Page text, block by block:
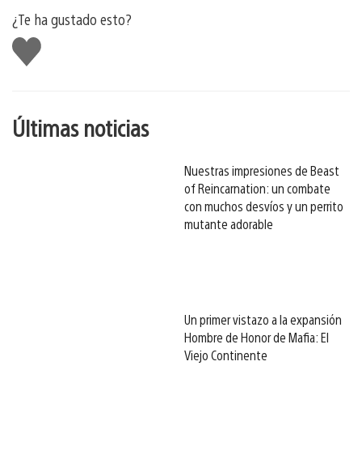
¿Te ha gustado esto?
Me
gusta
esto
Últimas noticias
Nuestras impresiones de Beast
of Reincarnation: un combate
con muchos desvíos y un perrito
mutante adorable
Un primer vistazo a la expansión
Hombre de Honor de Mafia: El
Viejo Continente